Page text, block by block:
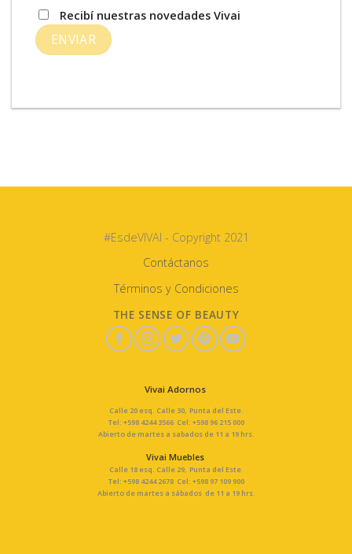
Recibí nuestras novedades Vivai
#EsdeVIVAI - Copyright 2021
Contáctanos
Términos y Condiciones
THE SENSE OF BEAUTY
Vivai Adornos
Calle 20 esq. Calle 30, Punta del Este.
Tel: +598 4244 3566 Cel: +598 96 215 000
Abierto de martes a sabados de 11 a 19 hrs.
Vivai Muebles
Calle 18 esq. Calle 29, Punta del Este.
Tel: +598 4244 2678 Cel: +598 97 109 900
Abierto de martes a sábados de 11 a 19 hrs.